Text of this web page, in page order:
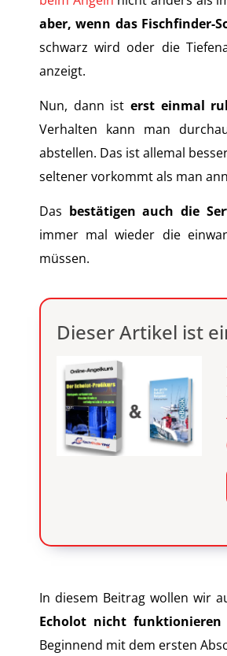
aber, wenn das Fischfinder-
schwarz wird oder die
anzeigt.
Nun, dann ist erst einmal
Verhalten kann man
abstellen. Das ist allemal
seltener vorkommt als man
Das bestätigen auch die
immer mal wieder die
müssen.
Dieser Artikel ist
In diesem Beitrag wollen wir
Echolot nicht funktionieren
Beginnend mit dem ersten